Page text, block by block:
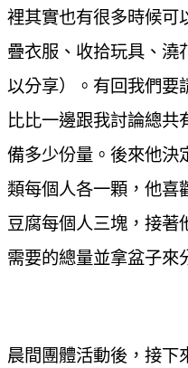
裡其實也有很多時候可
疊衣服、收拾玩具、澆
以分享）。有回我們要
比比一邊跟我討論總
備多少份量。後來他決
類每個人各一顆，他喜
豆腐每個人三塊，接著
需要的總量並拿盆子來
晨間團體活動後，接下